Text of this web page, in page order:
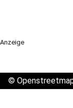
Anzeige
©